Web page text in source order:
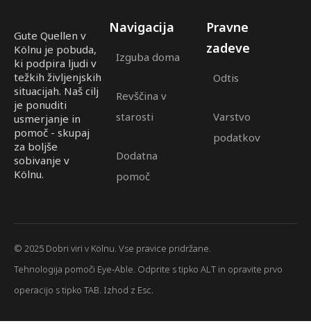
Gute Quellen v
Kölnu je pobuda,
ki podpira ljudi v
težkih življenjskih
situacijah. Naš cilj
je ponuditi
usmerjanje in
pomoč - skupaj
za boljše
sobivanje v
Kölnu.
Navigacija
Izguba doma
Revščina v
starosti
Dodatna
pomoč
Pravne
zadeve
Odtis
Varstvo
podatkov
© 2025 Dobri viri v Kölnu. Vse pravice pridržane.
Tehnologija pomoči Eye-Able. Odprite s tipko ALT in opravite prvo
operacijo s tipko TAB. Izhod z Esc.